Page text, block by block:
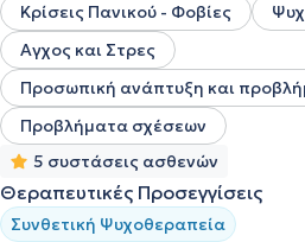
Κρίσεις Πανικού - Φοβίες
Αγχος και Στρες
Προσωπική ανάπτυξη και
Προβλήματα σχέσεων
5 συστάσεις ασθενών
Θεραπευτικές Προσεγγίσεις
Συνθετική Ψυχοθεραπεία